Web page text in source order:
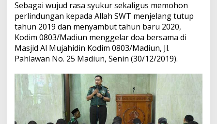
Sebagai wujud rasa syukur sekaligus memohon
perlindungan kepada Allah SWT menjelang tutup
tahun 2019 dan menyambut tahun baru 2020,
Kodim 0803/Madiun menggelar doa bersama di
Masjid Al Mujahidin Kodim 0803/Madiun, Jl.
Pahlawan No. 25 Madiun, Senin (30/12/2019).